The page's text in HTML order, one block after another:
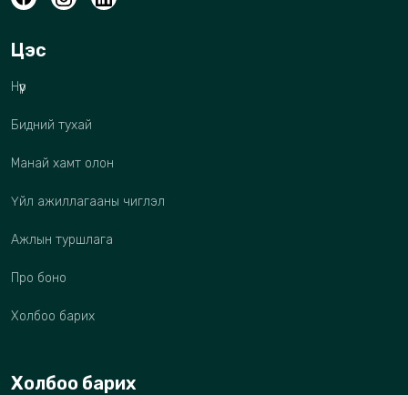
Цэс
Нүүр
Бидний тухай
Манай хамт олон
Үйл ажиллагааны чиглэл
Ажлын туршлага
Про боно
Холбоо барих
Холбоо барих